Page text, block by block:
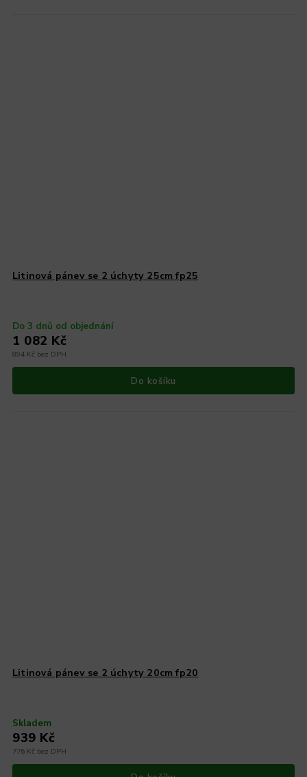
Litinová pánev se 2 úchyty 25cm fp25
Do 3 dnů od objednání
894 Kč bez DPH
1 082 Kč
Do košíku
Litinová pánev se 2 úchyty 20cm fp20
Skladem
776 Kč bez DPH
939 Kč